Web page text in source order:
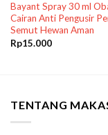
Bayant Spray 30 ml
Cairan Anti Pengusir
Semut Hewan Aman
Rp15.000
TENTANG